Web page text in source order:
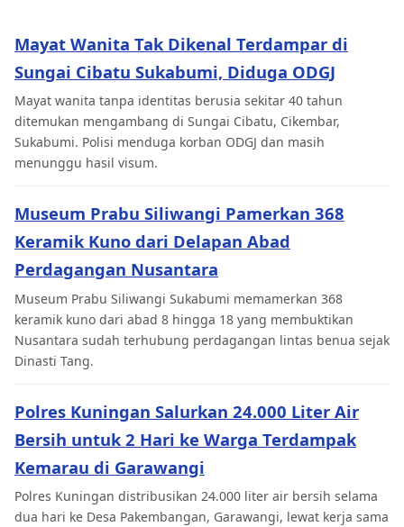
Mayat Wanita Tak Dikenal Terdampar di
Sungai Cibatu Sukabumi, Diduga ODGJ
Mayat wanita tanpa identitas berusia sekitar 40 tahun
ditemukan mengambang di Sungai Cibatu, Cikembar,
Sukabumi. Polisi menduga korban ODGJ dan masih
menunggu hasil visum.
Museum Prabu Siliwangi Pamerkan 368
Keramik Kuno dari Delapan Abad
Perdagangan Nusantara
Museum Prabu Siliwangi Sukabumi memamerkan 368
keramik kuno dari abad 8 hingga 18 yang membuktikan
Nusantara sudah terhubung perdagangan lintas benua sejak
Dinasti Tang.
Polres Kuningan Salurkan 24.000 Liter Air
Bersih untuk 2 Hari ke Warga Terdampak
Kemarau di Garawangi
Polres Kuningan distribusikan 24.000 liter air bersih selama
dua hari ke Desa Pakembangan, Garawangi, lewat kerja sama